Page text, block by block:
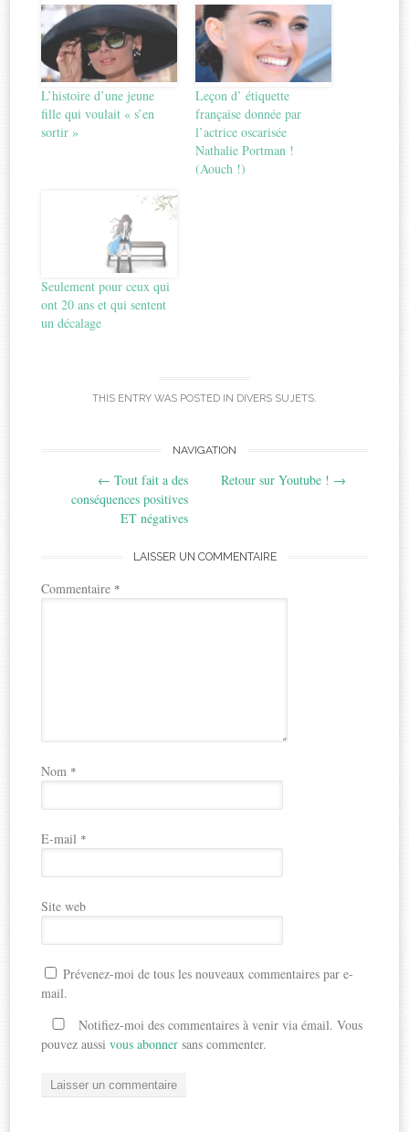
L’histoire d’une jeune
fille qui voulait « s’en
sortir »
Leçon d’ étiquette
française donnée par
l’actrice oscarisée
Nathalie Portman !
(Aouch !)
Seulement pour ceux qui
ont 20 ans et qui sentent
un décalage
THIS ENTRY WAS POSTED IN DIVERS SUJETS.
navigation
NAVIGATION
← Tout fait a des
conséquences positives
ET négatives
Retour sur Youtube ! →
LAISSER UN COMMENTAIRE
Commentaire *
Nom *
E-mail *
Site web
Prévenez-moi de tous les nouveaux commentaires par e-
mail.
Notifiez-moi des commentaires à venir via émail. Vous
pouvez aussivous abonner sans commenter.